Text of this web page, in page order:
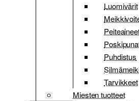
Luomivärit
Puhdistus
Tarvikkeet
Miesten tuotteet